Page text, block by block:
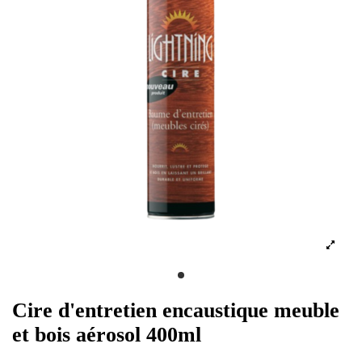
Cire d'entretien encaustique meuble
et bois aérosol 400ml